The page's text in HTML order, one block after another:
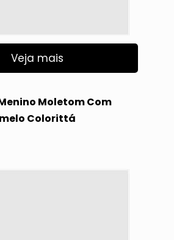
Veja mais
Moletom Com
Colorittá